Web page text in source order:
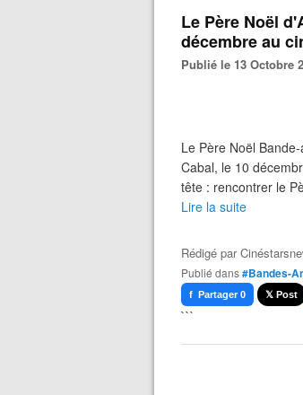
Le Père Noël
décembre au
Publié le 13 Octobre
Le Père Noël
Cabal, le 10
tête : rencontrer le
Lire la suite
Rédigé par
Publié dans#Bandes-
f Partager 0 𝕏 Post
```